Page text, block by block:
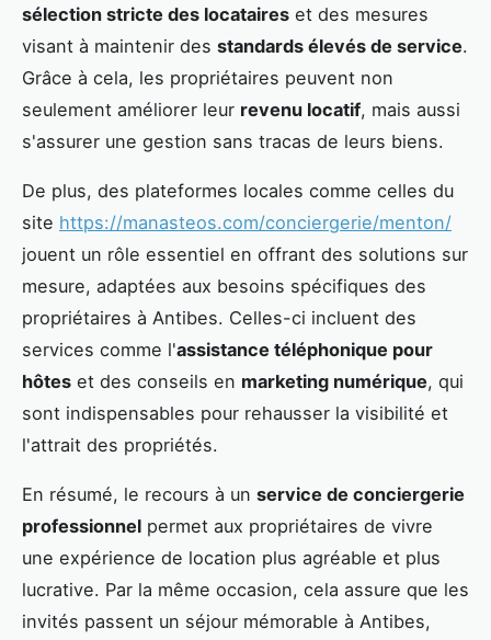
sélection stricte des locataires et des mesures
visant à maintenir des standards élevés de service.
Grâce à cela, les propriétaires peuvent non
seulement améliorer leur revenu locatif, mais aussi
s'assurer une gestion sans tracas de leurs biens.
De plus, des plateformes locales comme celles du
site https://manasteos.com/conciergerie/menton/
jouent un rôle essentiel en offrant des solutions sur
mesure, adaptées aux besoins spécifiques des
propriétaires à Antibes. Celles-ci incluent des
services comme l'assistance téléphonique pour
hôtes et des conseils en marketing numérique, qui
sont indispensables pour rehausser la visibilité et
l'attrait des propriétés.
En résumé, le recours à un service de conciergerie
professionnel permet aux propriétaires de vivre
une expérience de location plus agréable et plus
lucrative. Par la même occasion, cela assure que les
invités passent un séjour mémorable à Antibes,